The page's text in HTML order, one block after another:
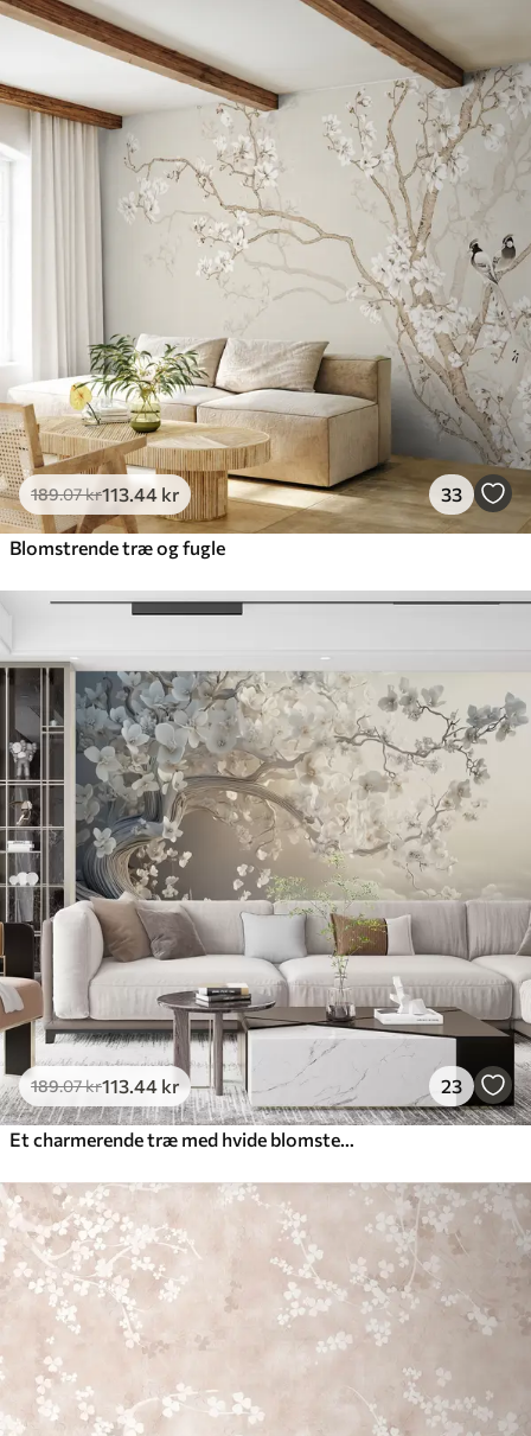
189.07kr113.44 kr 33
Blomstrende træ og fugle
189.07kr113 .44 kr 23